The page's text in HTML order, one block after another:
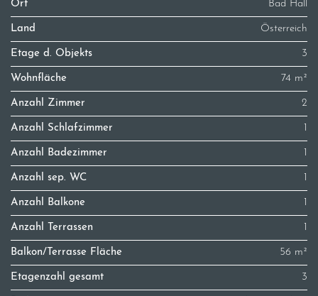
Ort Bad Hall
Land Österreich
Etage d. Objekts 3
Wohnfläche 74 m²
Anzahl Zimmer 2
Anzahl Schlafzimmer 1
Anzahl Badezimmer 1
Anzahl sep. WC 1
Anzahl Balkone 1
Anzahl Terrassen 1
Balkon/Terrasse Fläche 56 m²
Etagenzahl gesamt 3